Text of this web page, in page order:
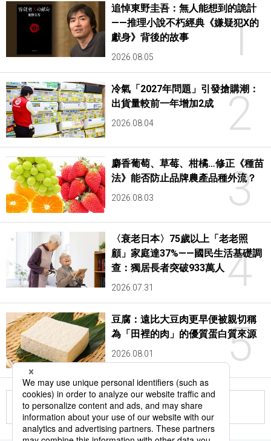
1
追悼東野圭吾：無人能想到的詭計
——推理小說不朽經典《嫌疑犯X的
獻身》背後的故事
2026.08.05
2
冷氣「2027年問題」引發搶購潮：
出貨量較前一年增加2成
2026.08.04
3
麝香葡萄、草莓、柑橘…修正《種苗
法》能否防止品牌農產品種外流？
2026.08.03
4
〈衰老日本〉75歲以上「老老照
顧」家庭達37%——國民生活基礎調
查：獨居長者突破933萬人
2026.07.31
5
豆腐：遠比大豆肉更早便被親切稱
為「田裡的肉」的優質蛋白質來源
2026.08.01
更多